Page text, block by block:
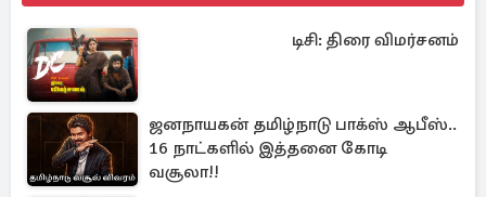
டிசி: திரை விமர்சனம்
ஜனநாயகன் தமிழ்நாடு பாக்ஸ் ஆபீஸ்..
16 நாட்களில் இத்தனை கோடி
வசூலா!!